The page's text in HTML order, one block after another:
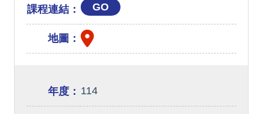
課程連結： GO
地圖：
年度： 114